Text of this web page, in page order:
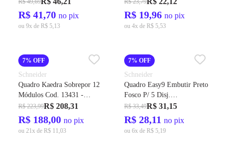
R$ 49,69
R$ 41,70 no pix
ou 9x de R$ 5,13
R$ 23,79
R$ 19,96 no pix
ou 4x de R$ 5,53
7% OFF
Schneider
Quadro Kaedra Sobrepor 12
Módulos Cod. 13431 -
Schneider
R$ 223,99R$ 208,31
R$ 188,00 no pix
ou 21x de R$ 11,03
7% OFF
Schneider
Quadro Easy9 Embutir Preto
Fosco P/ 5 Disj.
Ref.EZ9E3405 - Schneider
R$ 33,49R$ 31,15
R$ 28,11 no pix
ou 6x de R$ 5,19